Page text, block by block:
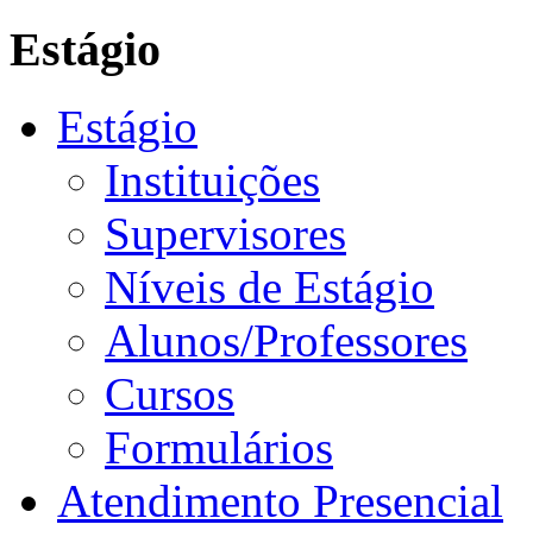
Estágio
Estágio
Instituições
Supervisores
Níveis de Estágio
Alunos/Professores
Cursos
Formulários
Atendimento Presencial